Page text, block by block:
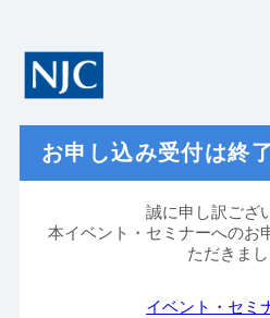
お申し込み受付は終
誠に申し訳ござ
本イベント・セミナーへのお
ただきまし
イベント・セミ